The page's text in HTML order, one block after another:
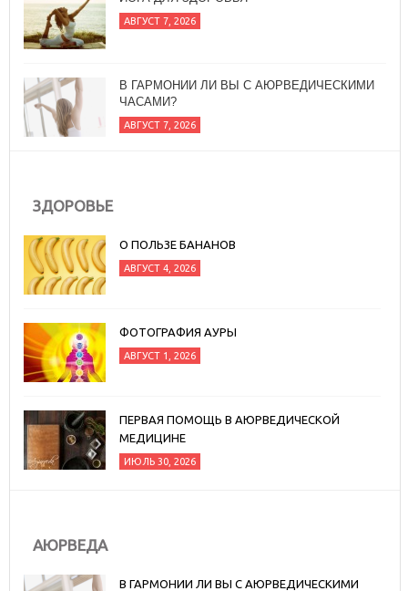
АВГУСТ 7, 2026
В ГАРМОНИИ ЛИ ВЫ С АЮРВЕДИЧЕСКИМИ
ЧАСАМИ?
АВГУСТ 7, 2026
ЗДОРОВЬЕ
О ПОЛЬЗЕ БАНАНОВ
АВГУСТ 4, 2026
ФОТОГРАФИЯ АУРЫ
АВГУСТ 1, 2026
ПЕРВАЯ ПОМОЩЬ В АЮРВЕДИЧЕСКОЙ
МЕДИЦИНЕ
ИЮЛЬ 30, 2026
АЮРВЕДА
В ГАРМОНИИ ЛИ ВЫ С АЮРВЕДИЧЕСКИМИ